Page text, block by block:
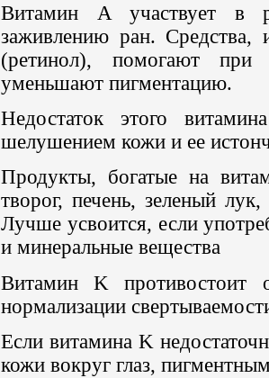
Витамин A участвует в
заживлению ран.
(ретинол), помогают
уменьшают пигментацию.
Недостаток этого
шелушением кожи и ее
Продукты, богатые на
творог, печень, зеленый
Лучше усвоится, если
и минеральные вещества
Витамин K противостоит
нормализации
Если витамина K
кожи вокруг глаз,